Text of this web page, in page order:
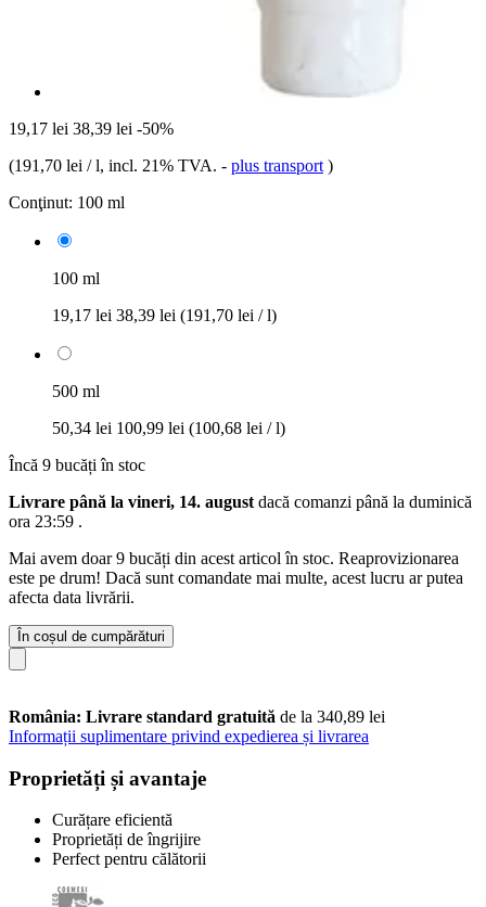
19,17 lei 38,39 lei -50%
(191,70 lei / l, incl. 21% TVA. - plus transport )
Conţinut: 100 ml
100 ml
19,17 lei 38,39 lei (191,70 lei / l)
500 ml
50,34 lei 100,99 lei (100,68 lei / l)
Încă 9 bucăți în stoc
Livrare până la vineri, 14. august dacă comanzi până la duminică
ora 23:59 .
Mai avem doar 9 bucăți din acest articol în stoc. Reaprovizionarea
este pe drum! Dacă sunt comandate mai multe, acest lucru ar putea
afecta data livrării.
În coșul de cumpărături
România: Livrare standard gratuită de la 340,89 lei
Informații suplimentare privind expedierea și livrarea
Proprietăți și avantaje
Curățare eficientă
Proprietăți de îngrijire
Perfect pentru călătorii